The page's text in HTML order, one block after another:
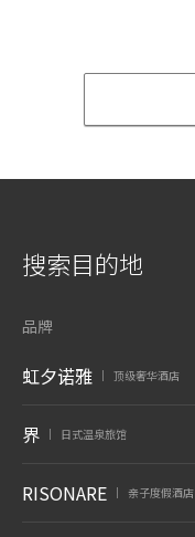
搜索目的地
品牌
虹夕诺雅 顶级奢华酒店
界 日式温泉旅馆
RISONARE 亲子度假酒店